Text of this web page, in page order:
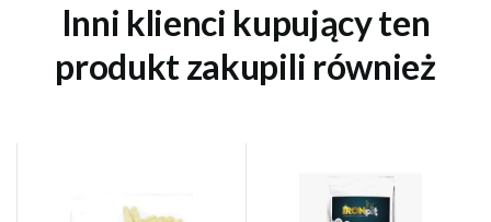
Inni klienci kupujący ten
produkt zakupili również